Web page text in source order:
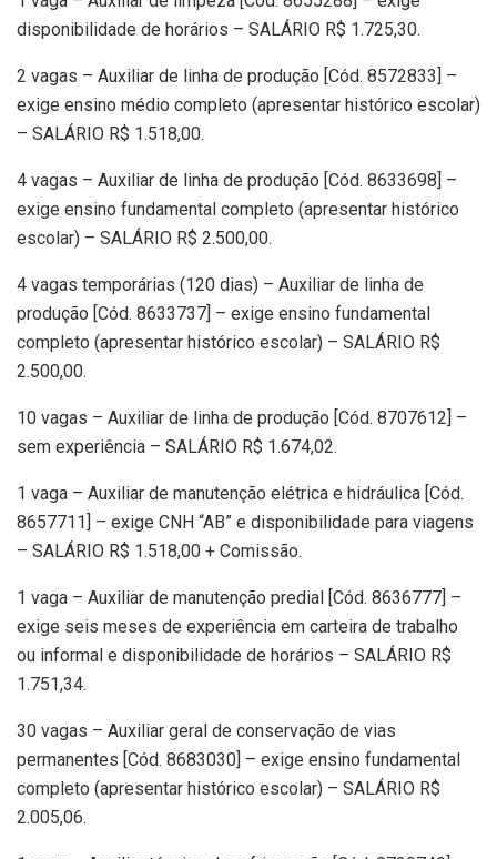
disponibilidade de horários – SALÁRIO R$ 1.725,30.
2 vagas – Auxiliar de linha de produção [Cód. 8572833] –
exige ensino médio completo (apresentar histórico escolar)
– SALÁRIO R$ 1.518,00.
4 vagas – Auxiliar de linha de produção [Cód. 8633698] –
exige ensino fundamental completo (apresentar histórico
escolar) – SALÁRIO R$ 2.500,00.
4 vagas temporárias (120 dias) – Auxiliar de linha de
produção [Cód. 8633737] – exige ensino fundamental
completo (apresentar histórico escolar) – SALÁRIO R$
2.500,00.
10 vagas – Auxiliar de linha de produção [Cód. 8707612] –
sem experiência – SALÁRIO R$ 1.674,02.
1 vaga – Auxiliar de manutenção elétrica e hidráulica [Cód.
8657711] – exige CNH “AB” e disponibilidade para viagens
– SALÁRIO R$ 1.518,00 + Comissão.
1 vaga – Auxiliar de manutenção predial [Cód. 8636777] –
exige seis meses de experiência em carteira de trabalho
ou informal e disponibilidade de horários – SALÁRIO R$
1.751,34.
30 vagas – Auxiliar geral de conservação de vias
permanentes [Cód. 8683030] – exige ensino fundamental
completo (apresentar histórico escolar) – SALÁRIO R$
2.005,06.